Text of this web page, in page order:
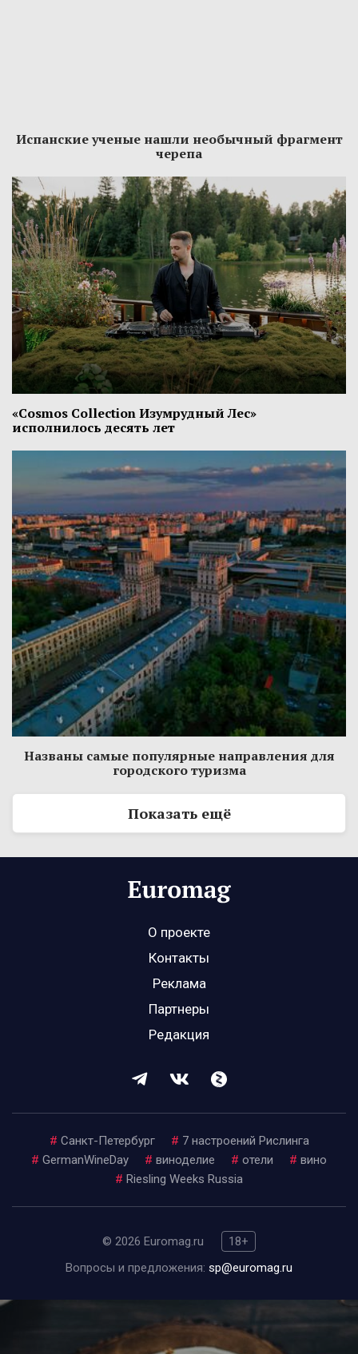
Испанские ученые нашли необычный фрагмент
черепа
«Cosmos Collection Изумрудный Лес»
исполнилось десять лет
Названы самые популярные направления для
городского туризма
Показать ещё
О проекте
Контакты
Реклама
Партнеры
Редакция
# Санкт-Петербург # 7 настроений Рислинга
# GermanWineDay # виноделие # отели # вино
# Riesling Weeks Russia
© 2026 Euromag.ru
18+
Вопросы и предложения: sp@euromag.ru